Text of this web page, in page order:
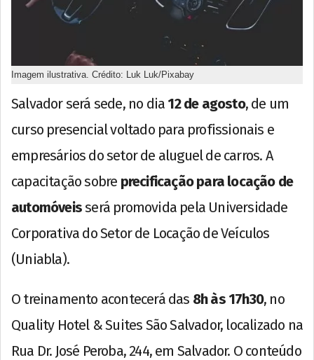
Imagem ilustrativa. Crédito: Luk Luk/Pixabay
Salvador será sede, no dia 12 de agosto, de um
curso presencial voltado para profissionais e
empresários do setor de aluguel de carros. A
capacitação sobre precificação para locação de
automóveisserá promovida pela Universidade
Corporativa do Setor de Locação de Veículos
(Uniabla).
O treinamento acontecerá das 8h às 17h30, no
Quality Hotel & Suites São Salvador, localizado na
Rua Dr. José Peroba, 244, em Salvador. O conteúdo